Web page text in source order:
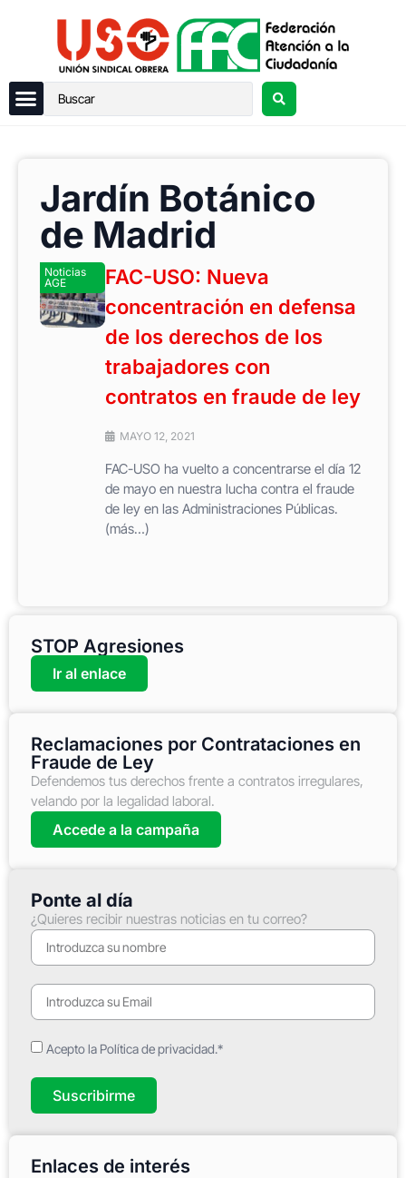
Jardín Botánico
de Madrid
Noticias
AGE
FAC-USO: Nueva
concentración en defensa
de los derechos de los
trabajadores con
contratos en fraude de ley
MAYO 12, 2021
FAC-USO ha vuelto a concentrarse el día 12
de mayo en nuestra lucha contra el fraude
de ley en las Administraciones Públicas.
(más…)
STOP Agresiones
Ir al enlace
Reclamaciones por Contrataciones en
Fraude de Ley
Defendemos tus derechos frente a contratos irregulares,
velando por la legalidad laboral.
Accede a la campaña
Ponte al día
¿Quieres recibir nuestras noticias en tu correo?
Acepto la Política de privacidad.*
Suscribirme
Enlaces de interés